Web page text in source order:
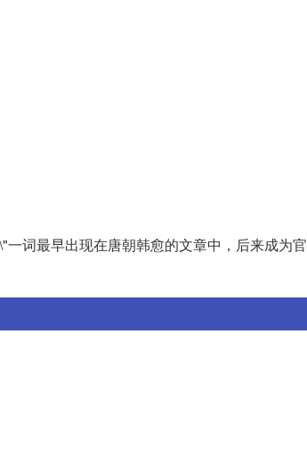
词最早出现在唐朝韩愈的文章中，后来成为官